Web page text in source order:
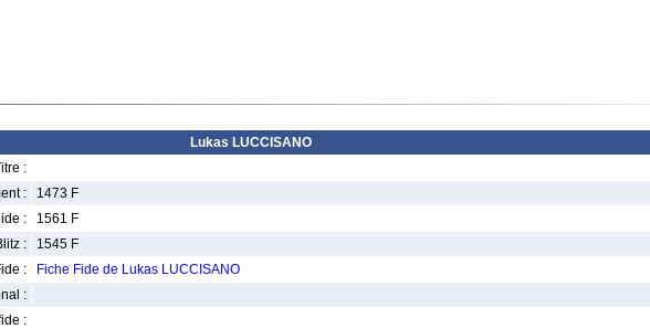
Lukas LUCCISANO
:
:
1473 F
:
1561 F
:
1545 F
:
Fiche Fide de Lukas LUCCISANO
:
: